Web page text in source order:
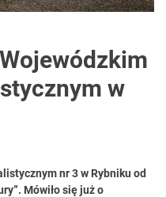
w
nr 3 w Rybniku od
Mówiło się już o